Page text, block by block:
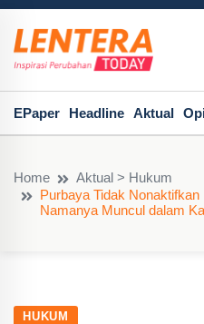
EPaper Headline Aktual
Home
Aktual > Hukum
Purbaya Tidak
Namanya Muncul dalam
HUKUM